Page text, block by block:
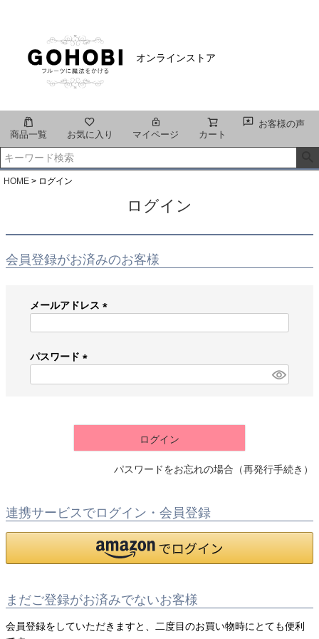
オンラインストア
商品一覧 お気に入り マイページ カート
お客様の声
HOME ログイン
ログイン
会員登録がお済みのお客様
メールアドレス
)
パスワード
ログイン
パスワードをお忘れの場合（再発行手続き）
連携サービスでログイン・会員登録
まだご登録がお済みでないお客様
会員登録をしていただきますと、二度目のお買い物時にとても便利